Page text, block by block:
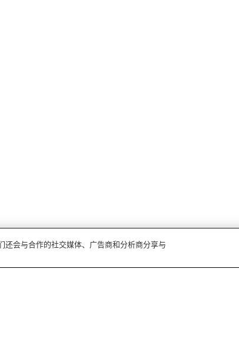
会与合作的社交媒体、广告商和分析商分享与